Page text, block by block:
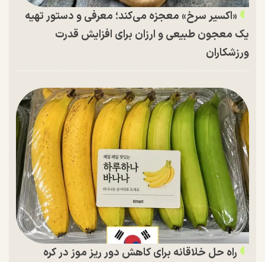
«اکسیر سرخ» معجزه می‌کند؛ معرفی و دستور تهیه
یک معجون طبیعی و ارزان برای افزایش قدرت
ورزشکاران
راه حل خلاقانه برای کاهش دور ریز موز در کره